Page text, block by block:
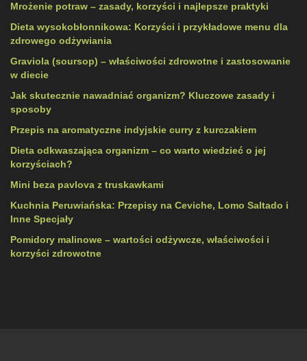
Mrożenie potraw – zasady, korzyści i najlepsze praktyki
Dieta wysokobłonnikowa: Korzyści i przykładowe menu dla
zdrowego odżywiania
Graviola (soursop) – właściwości zdrowotne i zastosowanie
w diecie
Jak skutecznie nawadniać organizm? Kluczowe zasady i
sposoby
Przepis na aromatyczne indyjskie curry z kurczakiem
Dieta odkwaszająca organizm – co warto wiedzieć o jej
korzyściach?
Mini beza pavlova z truskawkami
Kuchnia Peruwiańska: Przepisy na Ceviche, Lomo Saltado i
Inne Specjały
Pomidory malinowe – wartości odżywcze, właściwości i
korzyści zdrowotne